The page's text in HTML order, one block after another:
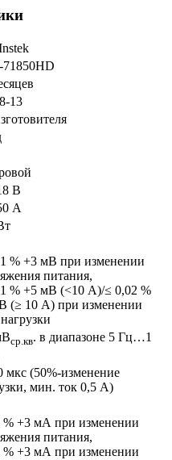
71850HD
13
В
А
% +3 мВ при изменении
питания,
% +5 мВ (<10 А)/≤ 0,02 %
(≥ 10 А) при изменении
ср.кв. в диапазоне 5 Гц…1
мкс (50%-изменение
мин. ток 0,5 А)
% +3 мА при изменении
питания,
% +3 мА при изменении